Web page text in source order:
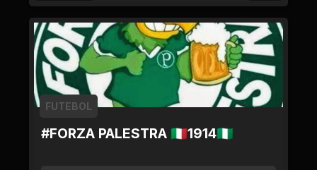
#FORZA PALESTRA 🇮🇹1914🇳🇬
FUTEBOL